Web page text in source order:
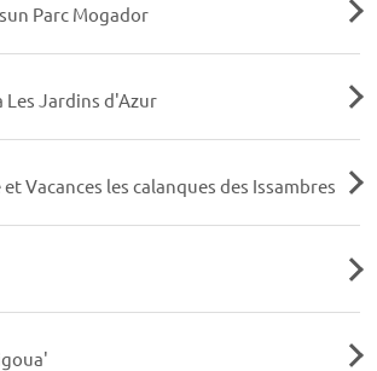
Parc Mogador
Les Jardins d'Azur
Vacances les calanques des Issambres